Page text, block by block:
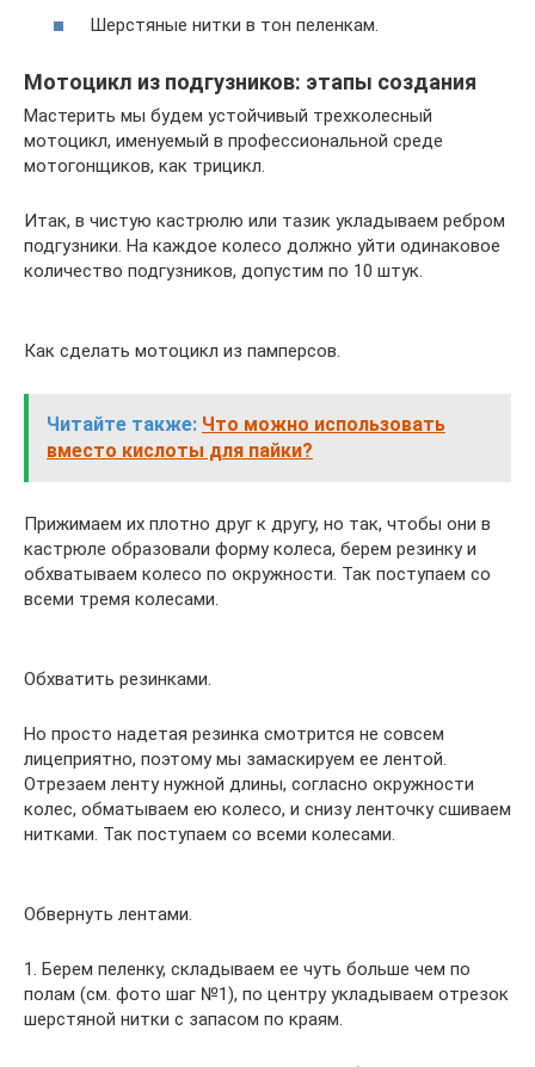
Шерстяные нитки в тон пеленкам.
Мотоцикл из подгузников: этапы создания
Мастерить мы будем устойчивый трехколесный
мотоцикл, именуемый в профессиональной среде
мотогонщиков, как трицикл.
Итак, в чистую кастрюлю или тазик укладываем ребром
подгузники. На каждое колесо должно уйти одинаковое
количество подгузников, допустим по 10 штук.
Как сделать мотоцикл из памперсов.
Читайте также: Что можно использовать
вместо кислоты для пайки?
Прижимаем их плотно друг к другу, но так, чтобы они в
кастрюле образовали форму колеса, берем резинку и
обхватываем колесо по окружности. Так поступаем со
всеми тремя колесами.
Обхватить резинками.
Но просто надетая резинка смотрится не совсем
лицеприятно, поэтому мы замаскируем ее лентой.
Отрезаем ленту нужной длины, согласно окружности
колес, обматываем ею колесо, и снизу ленточку сшиваем
нитками. Так поступаем со всеми колесами.
Обвернуть лентами.
1. Берем пеленку, складываем ее чуть больше чем по
полам (см. фото шаг №1), по центру укладываем отрезок
шерстяной нитки с запасом по краям.